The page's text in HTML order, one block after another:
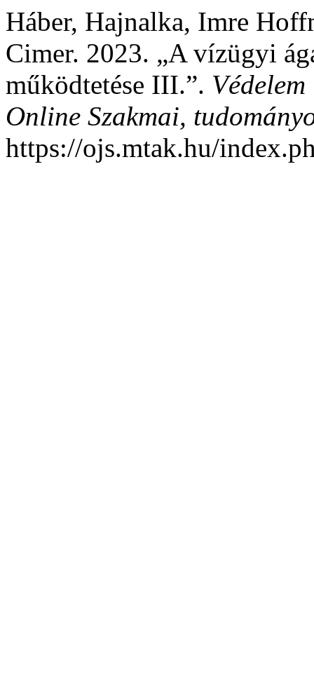
Háber, Hajnalka, Imre
Cimer. 2023. „A vízügyi
működtetése III.”.
Online Szakmai,
https://ojs.mtak.hu/